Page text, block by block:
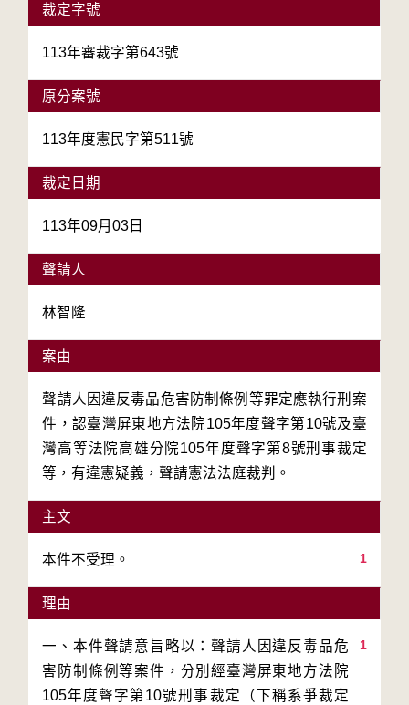
裁定字號
113年審裁字第643號
原分案號
113年度憲民字第511號
裁定日期
113年09月03日
聲請人
林智隆
案由
聲請人因違反毒品危害防制條例等罪定應執行刑案
件，認臺灣屏東地方法院105年度聲字第10號及臺
灣高等法院高雄分院105年度聲字第8號刑事裁定
等，有違憲疑義，聲請憲法法庭裁判。
主文
1
本件不受理。
理由
1
一、本件聲請意旨略以：聲請人因違反毒品危
害防制條例等案件，分別經臺灣屏東地方法院
105年度聲字第10號刑事裁定（下稱系爭裁定